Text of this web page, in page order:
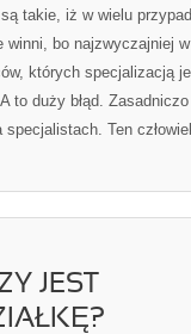
takie, iż w wielu
winni, bo najzwyczajniej
których specjalizacją
to duży błąd.
Ten
JEST